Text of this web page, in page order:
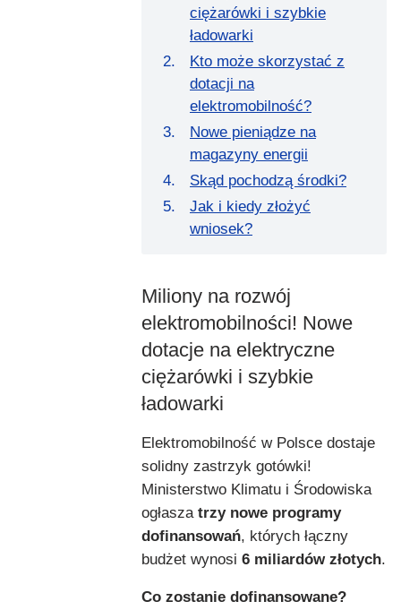
ciężarówki i szybkie
ładowarki
Kto może skorzystać z
dotacji na
elektromobilność?
Nowe pieniądze na
magazyny energii
Skąd pochodzą środki?
Jak i kiedy złożyć
wniosek?
Miliony na rozwój
elektromobilności! Nowe
dotacje na elektryczne
ciężarówki i szybkie
ładowarki
Elektromobilność w Polsce dostaje
solidny zastrzyk gotówki!
Ministerstwo Klimatu i Środowiska
ogłasza trzy nowe programy
dofinansowań, których łączny
budżet wynosi 6 miliardów złotych.
Co zostanie dofinansowane?